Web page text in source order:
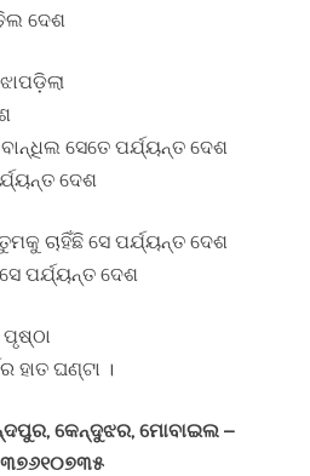
ଦେଶ
ସେତେ ପର୍ଯ୍ୟନ୍ତ ଦେଶ
ଦେଶ
ଚାହିଁଛି ସେ ପର୍ଯ୍ୟନ୍ତ ଦେଶ
ପର୍ଯ୍ୟନ୍ତ ଦେଶ
ହାତ ଘଣ୍ଟା ।
କେନ୍ଦୁଝର, ମୋବାଇଲ –